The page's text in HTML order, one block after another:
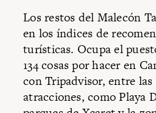
Los restos del Malecón
en los índices de
turísticas. Ocupa el
134 cosas por hacer en
con Tripadvisor, entre las
atracciones, como Playa